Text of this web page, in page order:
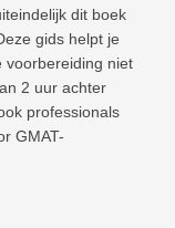
dit boek
gids helpt je
voorbereiding niet
2 uur achter
professionals
GMAT-